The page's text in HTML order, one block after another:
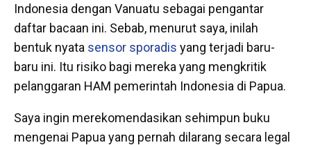
Indonesia dengan Vanuatu sebagai pengantar
daftar bacaan ini. Sebab, menurut saya, inilah
bentuk nyata sensor sporadis yang terjadi baru-
baru ini. Itu risiko bagi mereka yang mengkritik
pelanggaran HAM pemerintah Indonesia di Papua.
Saya ingin merekomendasikan sehimpun buku
mengenai Papua yang pernah dilarang secara legal